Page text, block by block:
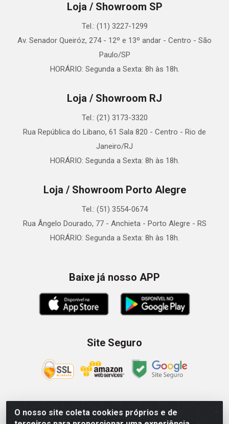
O nosso site coleta cookies próprios e de
Loja / Showroom SP
Tel.: (11) 3227-1299
Av. Senador Queiróz, 274 - 12º e 13º andar - Centro - São
Paulo/SP
HORÁRIO: Segunda a Sexta: 8h às 18h.
Loja / Showroom RJ
Tel.: (21) 3173-3320
Rua República do Libano, 61 Sala 820 - Centro - Rio de
Janeiro/RJ
HORÁRIO: Segunda a Sexta: 8h às 18h.
Loja / Showroom Porto Alegre
Tel.: (51) 3554-0674
Rua Ângelo Dourado, 77 - Anchieta - Porto Alegre - RS
HORÁRIO: Segunda a Sexta: 8h às 18h.
Baixe já nosso APP
Site Seguro
Zein Importação e Comércio LTDA - Av. Senador Queiróz, 274